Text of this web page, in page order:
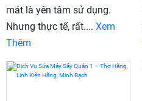
mát là yên tâm sử dụng.
Nhưng thực tế, rất.... Xem
Thêm